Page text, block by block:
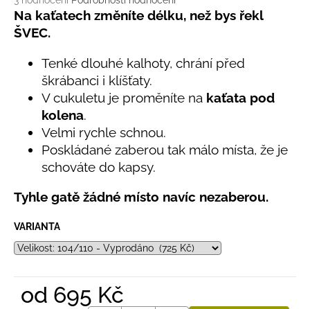
hodnocení
produktu
je
hvězdiček.
Na kaťatech změníte délku, než bys řekl
ŠVEC.
Tenké dlouhé kalhoty, chrání před
škrábanci i klíšťaty.
V cukuletu je proměníte na kaťata pod
kolena.
Velmi rychle schnou.
Poskládané zaberou tak málo místa, že je
schováte do kapsy.
Tyhle gatě žádné místo navíc nezaberou.
VARIANTA
od 695 Kč
u
j
LETNÍ
ČEPICE
SVĚTLE
395
Kč